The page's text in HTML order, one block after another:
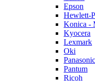
Epson
Hewlett-
Konica -
Kyocera
Lexmark
Oki
Panasonic
Pantum
Ricoh